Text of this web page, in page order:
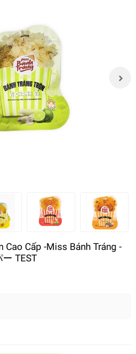
Cao Cấp -Miss Bánh Tráng -
TEST